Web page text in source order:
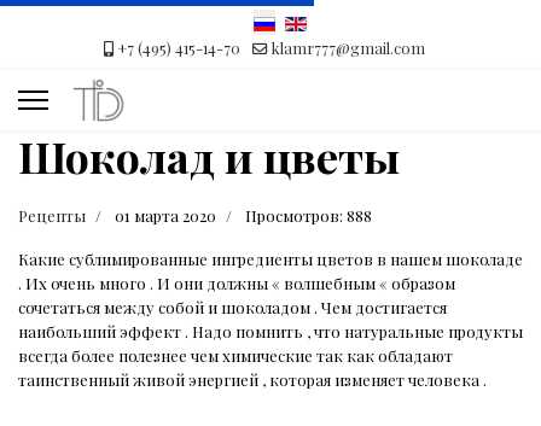
+7 (495) 415-14-70 klamr777@gmail.com
Шоколад и цветы
Рецепты 01 марта 2020 Просмотров: 888
Какие сублимированные ингредиенты цветов в нашем шоколаде
. Их очень много . И они должны « волшебным « образом
сочетаться между собой и шоколадом . Чем достигается
наибольший эффект . Надо помнить , что натуральные продукты
всегда более полезнее чем химические так как обладают
таинственный живой энергией , которая изменяет человека .